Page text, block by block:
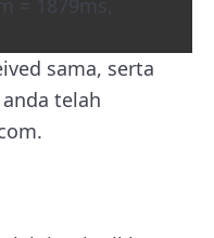
= 1879ms,
sama, serta
telah